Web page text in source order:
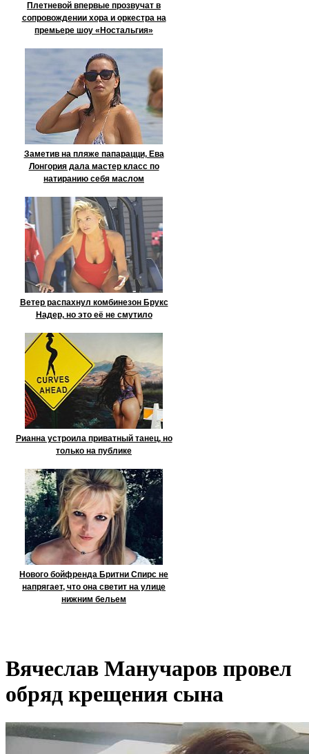
Плетневой впервые прозвучат в
сопровождении хора и оркестра на
премьере шоу «Ностальгия»
Заметив на пляже папарацци, Ева
Лонгория дала мастер класс по
натиранию себя маслом
Ветер распахнул комбинезон Брукс
Надер, но это её не смутило
Рианна устроила приватный танец, но
только на публике
Нового бойфренда Бритни Спирс не
напрягает, что она светит на улице
нижним бельем
Вячеслав Манучаров провел
обряд крещения сына